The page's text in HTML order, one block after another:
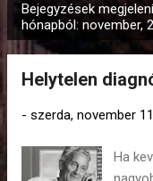
e
Bejegyzések
hónapból: november,
Helytelen
- szerda, november
Ha